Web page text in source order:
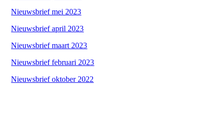
Nieuwsbrief mei 2023
Nieuwsbrief april 2023
Nieuwsbrief maart 2023
Nieuwsbrief februari 2023
Nieuwsbrief oktober 2022